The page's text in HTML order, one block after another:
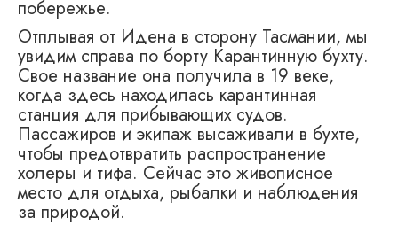
побережье.
Отплывая от Идена в сторону Тасмании, мы
увидим справа по борту Карантинную бухту.
Свое название она получила в 19 веке,
когда здесь находилась карантинная
станция для прибывающих судов.
Пассажиров и экипаж высаживали в бухте,
чтобы предотвратить распространение
холеры и тифа. Сейчас это живописное
место для отдыха, рыбалки и наблюдения
за природой.